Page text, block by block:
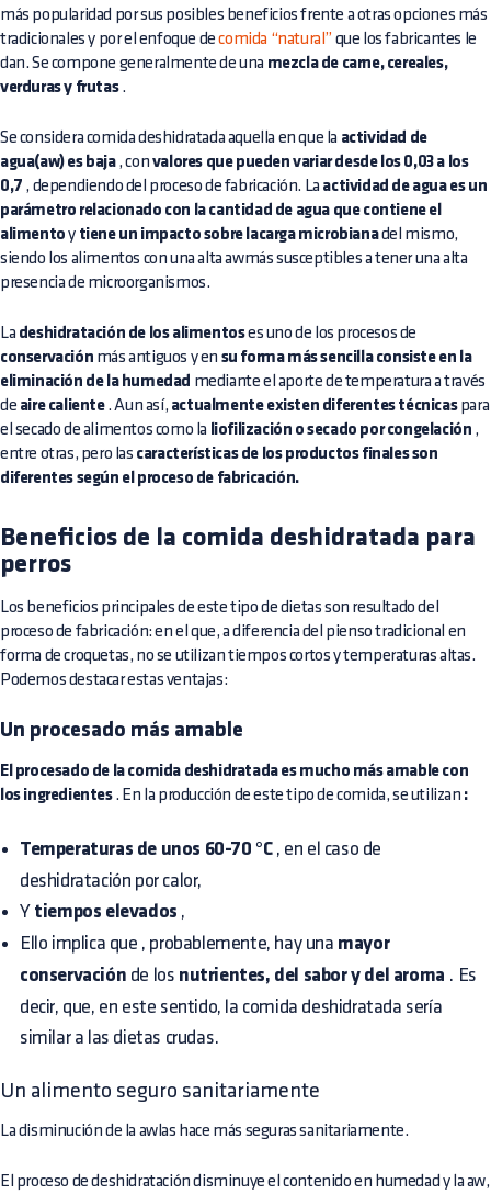
más popularidad por sus posibles beneficios frente a otras opciones más
tradicionales y por el enfoque decomida “natural” que los fabricantes le
dan. Se compone generalmente de una mezcla de carne, cereales,
verduras y frutas.
Se considera comida deshidratada aquella en que la actividad de
agua(aw) es baja, con valores que pueden variar desde los 0,03 a los
0,7 , dependiendo del proceso de fabricación. La actividad de agua es un
parámetro relacionado con la cantidad de agua que contiene el
alimento y tiene un impacto sobre lacarga microbianadel mismo,
siendo los alimentos con una alta awmás susceptibles a tener una alta
presencia de microorganismos.
La deshidratación de los alimentoses uno de los procesos de
conservación más antiguos y en su forma más sencilla consiste en la
eliminación de la humedad mediante el aporte de temperatura a través
de aire caliente. Aun así, actualmente existen diferentes técnicaspara
el secado de alimentos como la liofilización o secado por congelación ,
entre otras, pero las características de los productos finales son
diferentes según el proceso de fabricación.
Beneficios de la comida deshidratada para
perros
Los beneficios principales de este tipo de dietas son resultado del
proceso de fabricación: en el que, a diferencia del pienso tradicional en
forma de croquetas, no se utilizan tiempos cortos y temperaturas altas.
Podemos destacar estas ventajas:
Un procesado más amable
El procesado de la comida deshidratada es mucho más amable con
los ingredientes. En la producción de este tipo de comida, se utilizan :
Temperaturas de unos 60-70 °C, en el caso de
deshidratación por calor,
Y tiempos elevados ,
Ello implica que , probablemente, hay una mayor
conservación de los nutrientes, del sabor y del aroma . Es
decir, que, en este sentido, la comida deshidratada sería
similar a las dietas crudas.
Un alimento seguro sanitariamente
La disminución de la awlas hace más seguras sanitariamente.
El proceso de deshidratación disminuye el contenido en humedad y la aw,